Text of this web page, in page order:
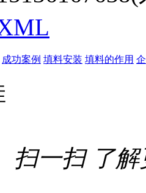
成功案例 填料安装 填料的作用
扫一扫 了解